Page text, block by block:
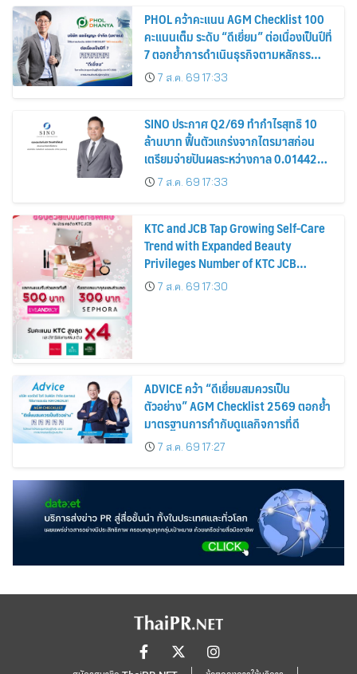
PHOL คว้าคะแนน AGM Checklist 100
คะแนนเต็ม ระดับ “ดีเยี่ยม” ต่อเนื่องเป็นปีที่
7 ตอกย้ำการดำเนินธุรกิจตามหลักธร
รมาภิบาล โปร่งใส สร้างความเชื่อมั่นผู้ถือ
หุ้น
7 ส.ค. 69 17:33
SINO ประกาศ Q2/69 ทำกำไรสุทธิ 10
ล้านบาท ฟื้นตัวแกร่งจากไตรมาสก่อน
เตรียมจ่ายปันผลระหว่างกาล 0.014423
บาทต่อหุ้น ครึ่งปีหลังมุ่งเติบโตต่อเนื่อง
7 ส.ค. 69 17:33
KTC and JCB Tap Growing Self-Care
Trend with Expanded Beauty
Privileges Number of KTC JCB
Cardmembers Spending on
Cosmetics Rises 26%
7 ส.ค. 69 17:30
ADVICE คว้า “ดีเยี่ยมสมควรเป็น
ตัวอย่าง” AGM Checklist 2569 ตอกย้ำ
มาตรฐานการกำกับดูแลกิจการที่ดี
7 ส.ค. 69 17:27